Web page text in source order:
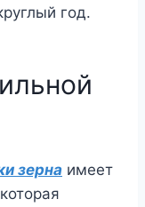
год.
зерна имеет